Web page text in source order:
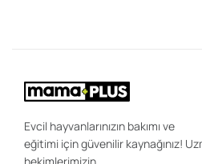
Evcil hayvanlarınızın bakımı ve
eğitimi için güvenilir kaynağınız!